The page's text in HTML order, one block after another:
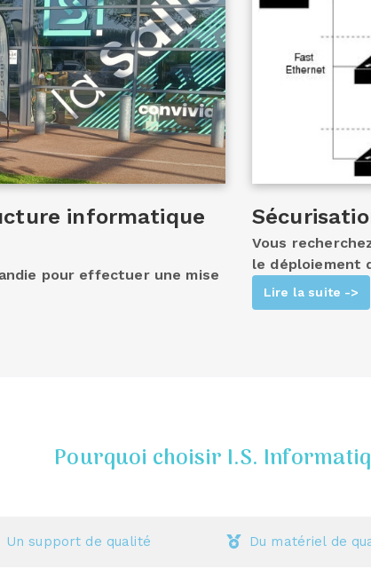
informatique
pour effectuer une mise
Vous
le déploiement
Lire la suite ->
Pourquoi choisir I.S.
Un support de qualité Du matériel de